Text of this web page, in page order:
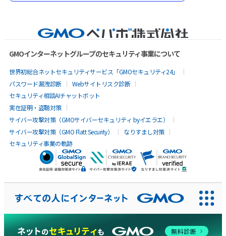
GMOインターネットグループのセキュリティ事業について
世界初総合ネットセキュリティサービス「GMOセキュリティ24」
パスワード漏洩診断
Webサイトリスク診断
セキュリティ相談AIチャットボット
実在証明・盗聴対策
サイバー攻撃対策（GMOサイバーセキュリティ byイエラエ）
サイバー攻撃対策（GMO Flatt Security）
なりすまし対策
セキュリティ事業の軌跡
AIに聞いてみる 無料診断